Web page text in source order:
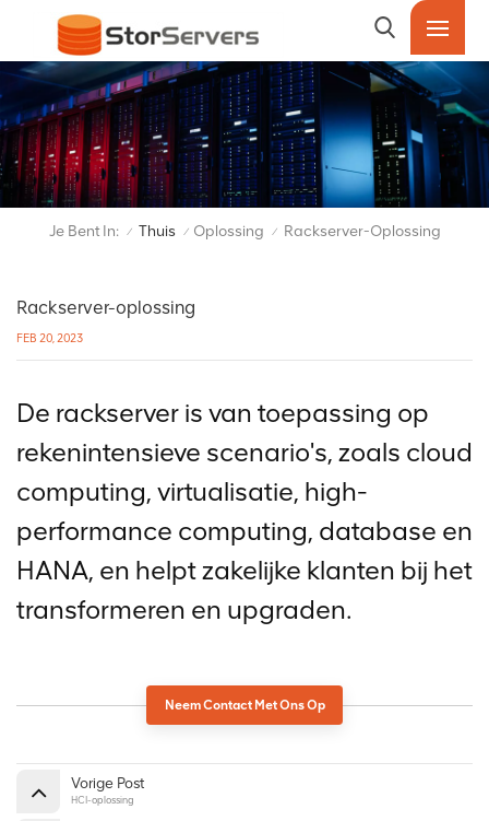
Je Bent In: / Thuis / Oplossing / Rackserver-Oplossing
Rackserver-oplossing
FEB 20, 2023
De rackserver is van toepassing op
rekenintensieve scenario's, zoals cloud
computing, virtualisatie, high-
performance computing, database en
HANA, en helpt zakelijke klanten bij het
transformeren en upgraden.
Neem Contact Met Ons Op
Vorige Post
HCI-oplossing